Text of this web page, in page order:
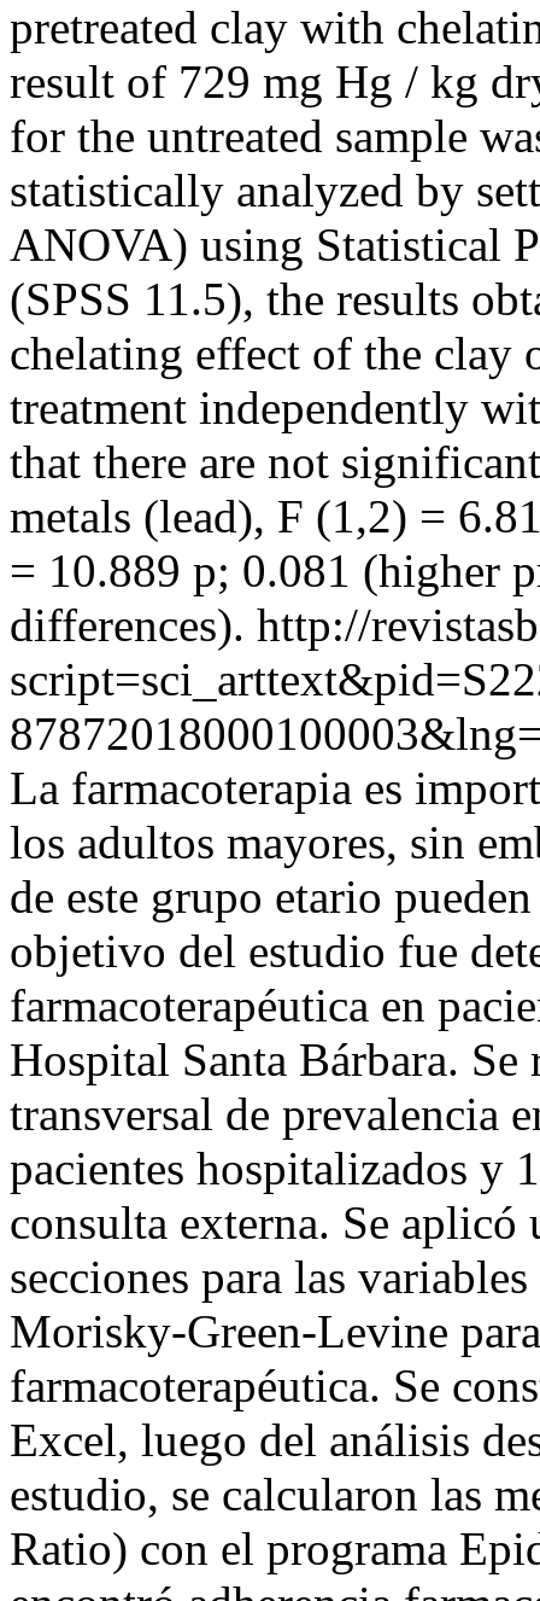
pretreated clay with
result of 729 mg Hg / kg
for the untreated sample
statistically analyzed by
ANOVA) using Statistical
(SPSS 11.5), the results
chelating effect of the clay
treatment independently
that there are not
metals (lead), F (1,2) =
= 10.889 p; 0.081 (higher
differences). http://
La farmacoterapia es
los adultos mayores, sin
de este grupo etario
objetivo del estudio fue
farmacoterapéutica en
Hospital Santa Bárbara.
transversal de prevalencia
pacientes hospitalizados y
consulta externa. Se
secciones para las
Morisky-Green-Levine
farmacoterapéutica. Se
Excel, luego del análisis
estudio, se calcularon las
Ratio) con el programa